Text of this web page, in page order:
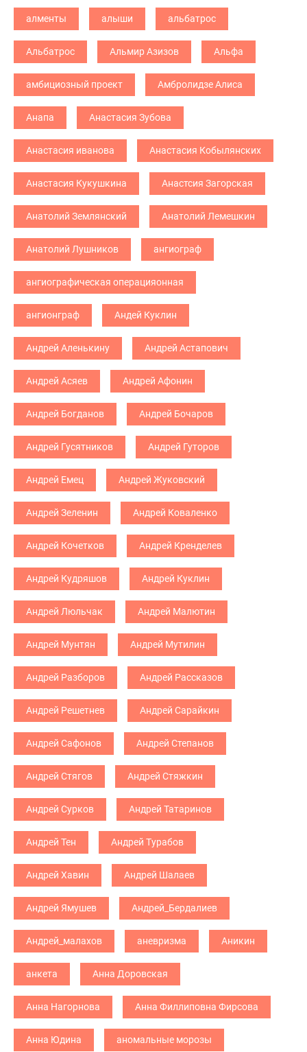
алменты алыши альбатрос
Альбатрос Альмир Азизов Альфа
амбициозный проект Амбролидзе Алиса
Анапа Анастасия Зубова
Анастасия иванова Анастасия Кобылянских
Анастасия Кукушкина Анастсия Загорская
Анатолий Землянский Анатолий Лемешкин
Анатолий Лушников ангиограф
ангиографическая операцияонная
ангионграф Андей Куклин
Андрей Аленькину Андрей Астапович
Андрей Асяев Андрей Афонин
Андрей Богданов Андрей Бочаров
Андрей Гусятников Андрей Гуторов
Андрей Емец Андрей Жуковский
Андрей Зеленин Андрей Коваленко
Андрей Кочетков Андрей Кренделев
Андрей Кудряшов Андрей Куклин
Андрей Люльчак Андрей Малютин
Андрей Мунтян Андрей Мутилин
Андрей Разборов Андрей Рассказов
Андрей Решетнев Андрей Сарайкин
Андрей Сафонов Андрей Степанов
Андрей Стягов Андрей Стяжкин
Андрей Сурков Андрей Татаринов
Андрей Тен Андрей Турабов
Андрей Хавин Андрей Шалаев
Андрей Ямушев Андрей_Бердалиев
Андрей_малахов аневризма Аникин
анкета Анна Доровская
Анна Нагорнова Анна Филлиповна Фирсова
Анна Юдина аномальные морозы